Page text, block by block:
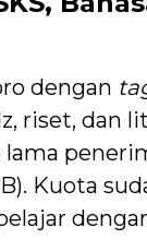
dengan
riset, dan
Kuota